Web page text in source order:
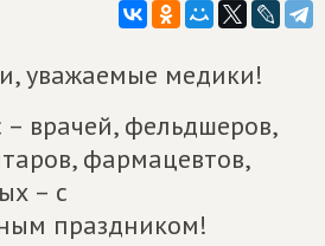
уважаемые медики!
врачей, фельдшеров,
фармацевтов,
– с
праздником!